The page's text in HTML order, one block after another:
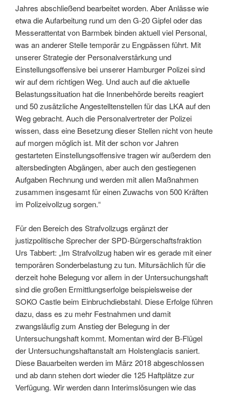
Jahres abschließend bearbeitet worden. Aber Anlässe wie
etwa die Aufarbeitung rund um den G-20 Gipfel oder das
Messerattentat von Barmbek binden aktuell viel Personal,
was an anderer Stelle temporär zu Engpässen führt. Mit
unserer Strategie der Personalverstärkung und
Einstellungsoffensive bei unserer Hamburger Polizei sind
wir auf dem richtigen Weg. Und auch auf die aktuelle
Belastungssituation hat die Innenbehörde bereits reagiert
und 50 zusätzliche Angestelltenstellen für das LKA auf den
Weg gebracht. Auch die Personalvertreter der Polizei
wissen, dass eine Besetzung dieser Stellen nicht von heute
auf morgen möglich ist. Mit der schon vor Jahren
gestarteten Einstellungsoffensive tragen wir außerdem den
altersbedingten Abgängen, aber auch den gestiegenen
Aufgaben Rechnung und werden mit allen Maßnahmen
zusammen insgesamt für einen Zuwachs von 500 Kräften
im Polizeivollzug sorgen.“
Für den Bereich des Strafvollzugs ergänzt der
justizpolitische Sprecher der SPD-Bürgerschaftsfraktion
Urs Tabbert: „Im Strafvollzug haben wir es gerade mit einer
temporären Sonderbelastung zu tun. Mitursächlich für die
derzeit hohe Belegung vor allem in der Untersuchungshaft
sind die großen Ermittlungserfolge beispielsweise der
SOKO Castle beim Einbruchdiebstahl. Diese Erfolge führen
dazu, dass es zu mehr Festnahmen und damit
zwangsläufig zum Anstieg der Belegung in der
Untersuchungshaft kommt. Momentan wird der B-Flügel
der Untersuchungshaftanstalt am Holstenglacis saniert.
Diese Bauarbeiten werden im März 2018 abgeschlossen
und ab dann stehen dort wieder die 125 Haftplätze zur
Verfügung. Wir werden dann Interimslösungen wie das